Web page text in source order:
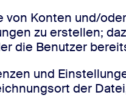
Konten und/
zu erstellen;
die Benutzer
und
der